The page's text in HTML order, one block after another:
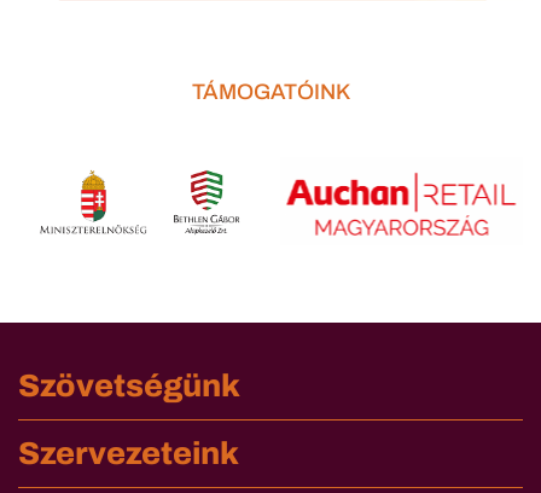
TÁMOGATÓINK
Szövetségünk
Szervezeteink